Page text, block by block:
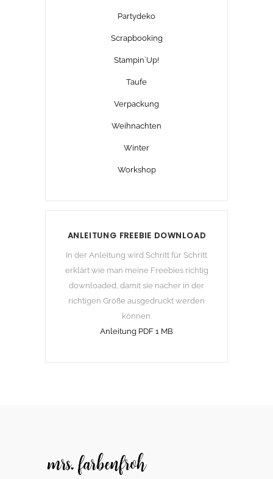
Partydeko
Scrapbooking
Stampin´Up!
Taufe
Verpackung
Weihnachten
Winter
Workshop
ANLEITUNG FREEBIE DOWNLOAD
In der Anleitung wird Schritt für Schritt
erklärt wie man meine Freebies richtig
downloaded, damit sie nacher in der
richtigen Größe ausgedruckt werden
können.
Anleitung PDF 1 MB